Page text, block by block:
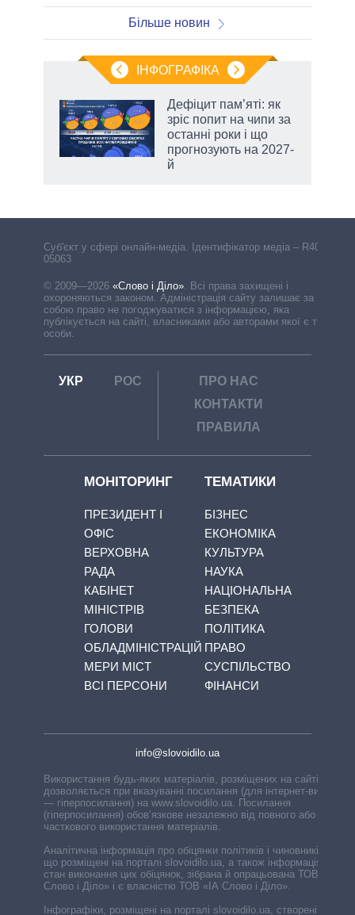
Більше новин
ІНФОГРАФІКА
Дефіцит пам’яті: як
зріс попит на чипи за
останні роки і що
прогнозують на 2027-
й
Cуб'єкт у сфері онлайн-медіа. Ідентифікатор медіа – R40-
05063
© 2009—2026 «Слово і Діло». Всі права захищені і
охороняються законом. Адміністрація сайту залишає за
собою право не погоджуватися з інформацією, яка
публікується на сайті, власниками або авторами якої є треті
особи.
УКР РОС
ПРО НАС
КОНТАКТИ
ПРАВИЛА
МОНІТОРИНГ
ПРЕЗИДЕНТ І
ОФІС
ВЕРХОВНА
РАДА
КАБІНЕТ
МІНІСТРІВ
ГОЛОВИ
ОБЛАДМІНІСТРАЦІЙ
МЕРИ МІСТ
ВСІ ПЕРСОНИ
ТЕМАТИКИ
БІЗНЕС
ЕКОНОМІКА
КУЛЬТУРА
НАУКА
НАЦІОНАЛЬНА
БЕЗПЕКА
ПОЛІТИКА
ПРАВО
СУСПІЛЬСТВО
ФІНАНСИ
info@slovoidilo.ua
Використання будь-яких матеріалів, розміщених на сайті,
дозволяється при вказуванні посилання (для інтернет-видань
— гіперпосилання) на www.slovoidilo.ua. Посилання
(гіперпосилання) обов’язкове незалежно від повного або
часткового використання матеріалів.
Аналітична інформація про обіцянки політиків і чиновників,
що розміщені на порталі slovoidilo.ua, а також інформація про
стан виконання цих обіцянок, зібрана й опрацьована ТОВ «ІА
Слово і Діло» і є власністю ТОВ «ІА Слово і Діло».
Інфографіки, розміщені на порталі slovoidilo.ua, створені ГО